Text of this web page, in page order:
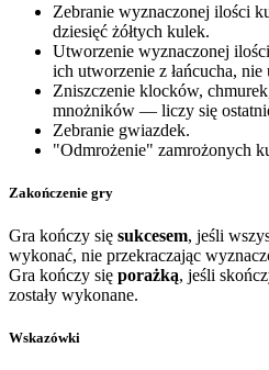
Zebranie wyznaczonej ilości
dziesięć żółtych kulek.
Utworzenie wyznaczonej
ich utworzenie z łańcucha, nie
Zniszczenie klocków,
mnożników — liczy się
Zebranie gwiazdek.
"Odmrożenie" zamrożonych
Zakończenie gry
Gra kończy się sukcesem, jeśli
wykonać, nie przekraczając
Gra kończy się porażką, jeśli
zostały wykonane.
Wskazówki